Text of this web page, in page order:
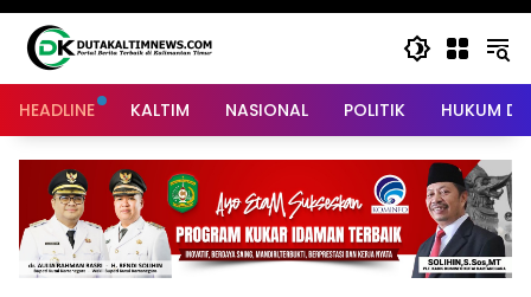
HEADLINE KALTIM NASIONAL POLITIK HUKUM